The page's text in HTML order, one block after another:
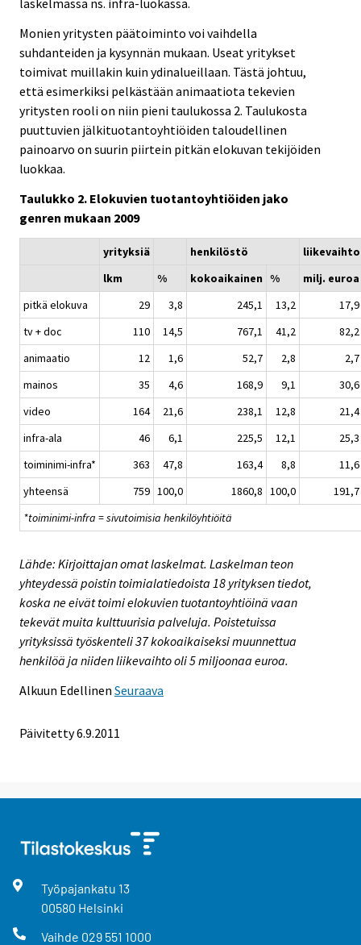
laskelmassa ns. infra-luokassa.
Monien yritysten päätoiminto voi vaihdella
suhdanteiden ja kysynnän mukaan. Useat yritykset
toimivat muillakin kuin ydinalueillaan. Tästä johtuu,
että esimerkiksi pelkästään animaatiota tekevien
yritysten rooli on niin pieni taulukossa 2. Taulukosta
puuttuvien jälkituotantoyhtiöiden taloudellinen
painoarvo on suurin piirtein pitkän elokuvan tekijöiden
luokkaa.
Taulukko 2. Elokuvien tuotantoyhtiöiden jako
genren mukaan 2009
yrityksiä henkilöstö
liikevaihto
lkm
% kokoaikainen %
milj. euroa
pitkä elokuva
29 3,8 245,1 13,2
17,9
tv + doc
110 14,5 767,1 41,2
82,2
animaatio
12 1,6 52,7 2,8
2,7
mainos
35 4,6 168,9 9,1
30,6
video
164 21,6 238,1 12,8
21,4
infra-ala
46 6,1 225,5 12,1
25,3
toiminimi-infra*
363 47,8 163,4 8,8
11,6
yhteensä
759 100,0 1860,8 100,0
191,7
*toiminimi-infra = sivutoimisia henkilöyhtiöitä
Lähde: Kirjoittajan omat laskelmat. Laskelman teon
yhteydessä poistin toimialatiedoista 18 yrityksen tiedot,
koska ne eivät toimi elokuvien tuotantoyhtiöinä vaan
tekevät muita kulttuurisia palveluja. Poistetuissa
yrityksissä työskenteli 37 kokoaikaiseksi muunnettua
henkilöä ja niiden liikevaihto oli 5 miljoonaa euroa.
Alkuun Edellinen Seuraava
Päivitetty 6.9.2011
Työpajankatu 13
00580 Helsinki
Vaihde 029 551 1000